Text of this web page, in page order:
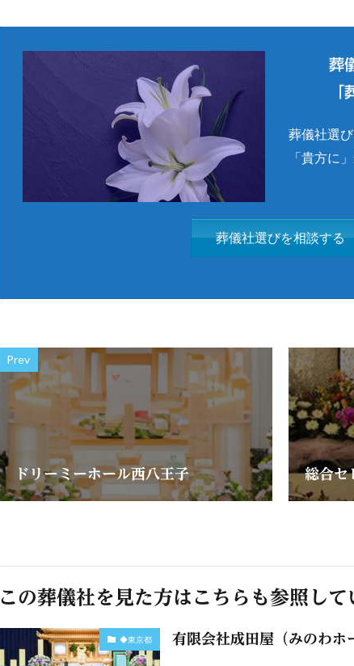
葬
「
葬儀社選
「貴方に
葬儀社選びを相談する
Prev
ドリーミーホール西八王子 総合セ
この葬儀社を見た方はこちらも参照して
◆東京都 有限会社成田屋（みのわホ